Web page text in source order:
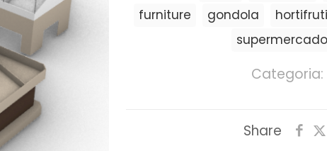
Categoria:
furniture
gondola hortifruti
supermercado
Share